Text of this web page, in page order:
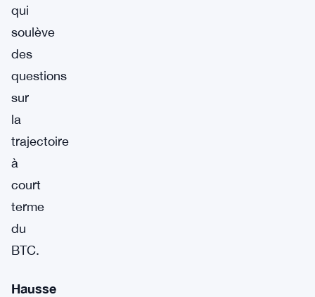
qui
soulève
des
questions
sur
la
trajectoire
à
court
terme
du
BTC.
Hausse